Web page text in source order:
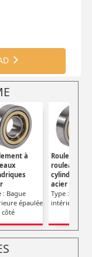
à
: Bague
épaulée
côté
Roulement
rouleaux
cylindriques
acier
Type : Bague
intérieure